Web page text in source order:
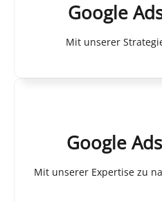
Google
Mit unserer
Google
Mit unserer Expertise zu